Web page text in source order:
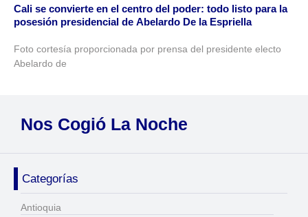
Cali se convierte en el centro del poder: todo listo para la
posesión presidencial de Abelardo De la Espriella
Foto cortesía proporcionada por prensa del presidente electo
Abelardo de
Nos Cogió La Noche
Categorías
Antioquia